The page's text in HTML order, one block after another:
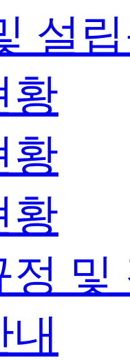
설
황
황
황
정 및
내